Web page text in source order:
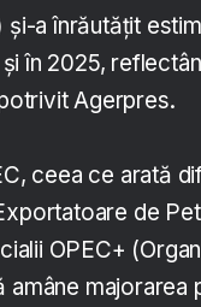
a înrăutăţit
în 2025,
Agerpres.
ceea ce arată
de
OPEC+
majorarea